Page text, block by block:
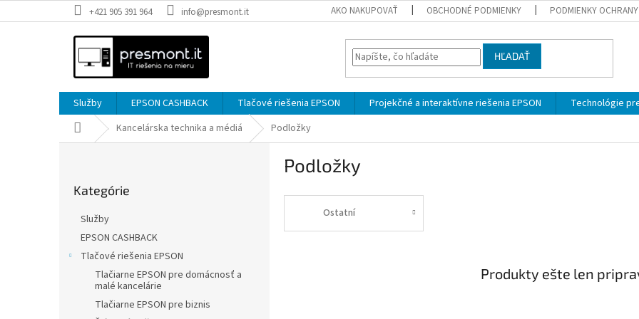
na
+421 905 391 964 info@presmont.it AKO NAKUPOVAŤ OBCHODNÉ PODMIENKY PODMIENKY OCHRANY
HĽADAŤ
Služby EPSON CASHBACK Tlačové riešenia EPSON Projekčné a interaktívne riešenia EPSON Technológie
DomovKancelárska technika a médiá Podložky
kategórie
Kategórie
Služby
EPSON CASHBACK
Tlačové riešenia EPSON
Tlačiarne EPSON pre domácnosť a
malé kancelárie
Tlačiarne EPSON pre biznis
Podložky
Ostatní
Produkty ešte len